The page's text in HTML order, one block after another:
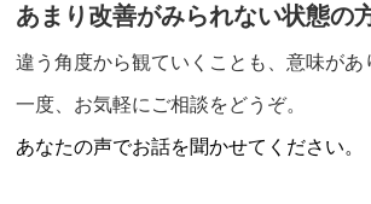
あまり改善がみられない状態の
違う角度から観ていくことも、意味があ
一度、お気軽にご相談をどうぞ。
あなたの声でお話を聞かせてください。